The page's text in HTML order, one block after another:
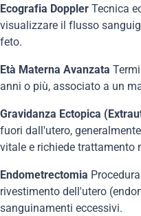
Ecografia Doppler Tecnica
visualizzare il flusso
feto.
Età Materna Avanzata
anni o più, associato a un
Gravidanza Ectopica
fuori dall'utero,
vitale e richiede trattamento
Endometrectomia
rivestimento dell'utero
sanguinamenti eccessivi.